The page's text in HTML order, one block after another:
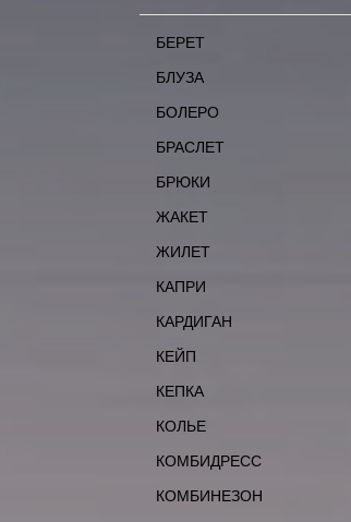
БЕРЕТ
БЛУЗА
БОЛЕРО
БРАСЛЕТ
БРЮКИ
ЖАКЕТ
ЖИЛЕТ
КАПРИ
КАРДИГАН
КЕЙП
КЕПКА
КОЛЬЕ
КОМБИДРЕСС
КОМБИНЕЗОН